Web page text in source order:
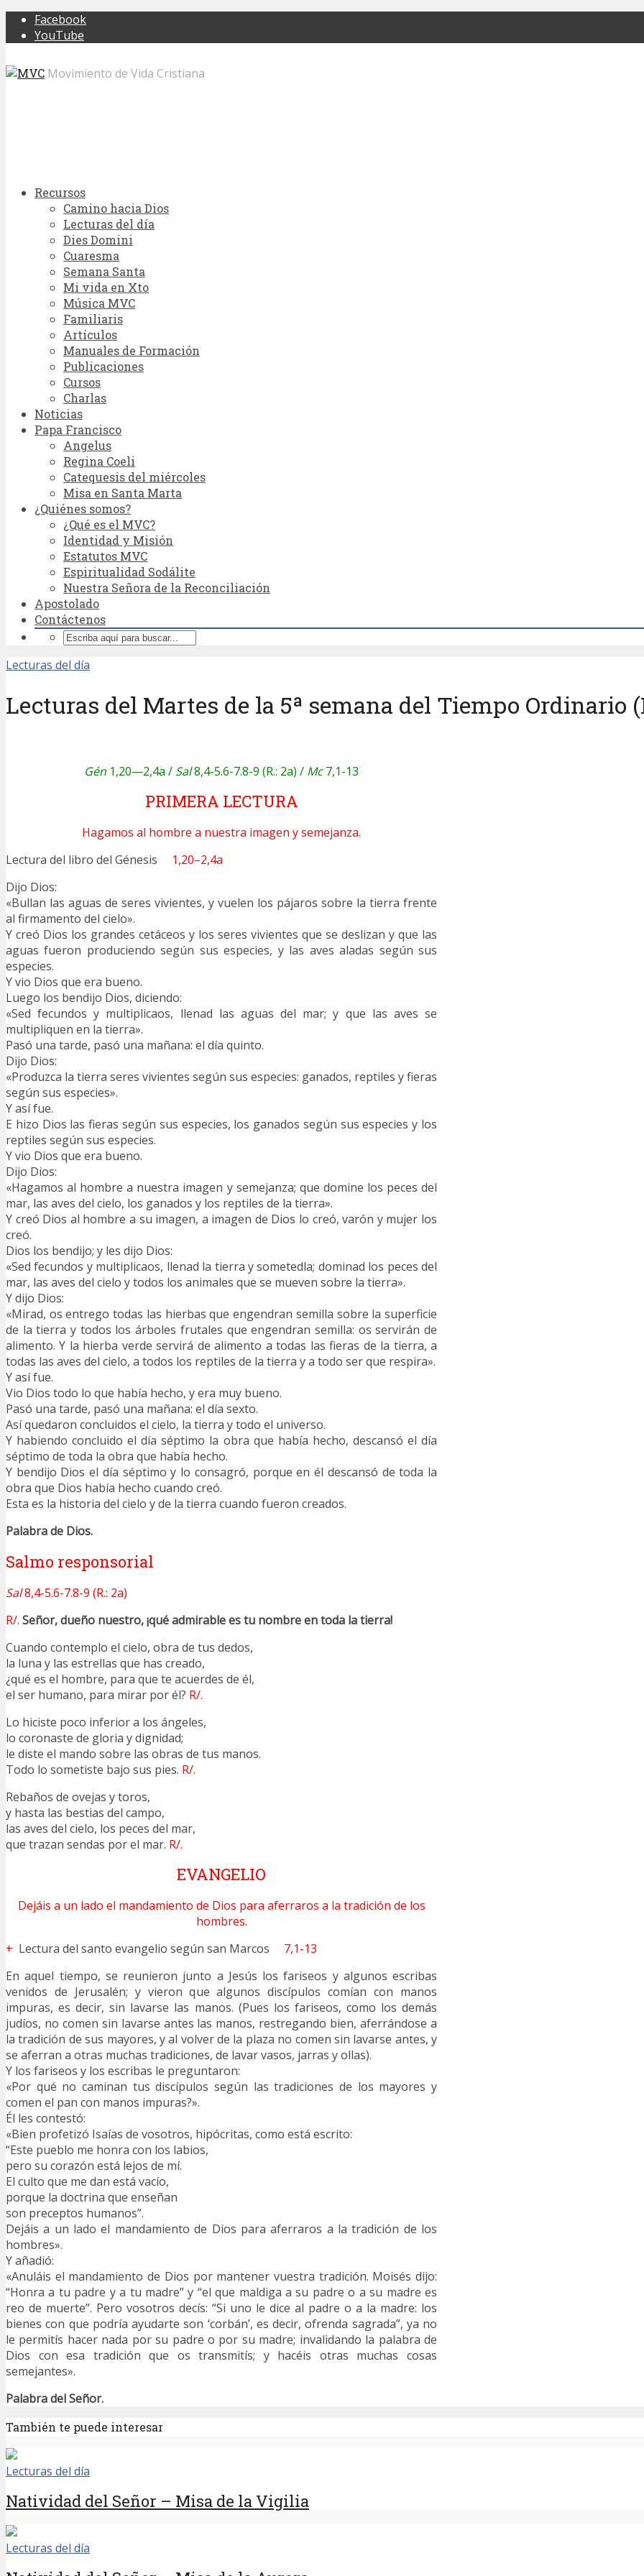
Facebook
YouTube
Movimiento de Vida Cristiana
Recursos
Camino hacia Dios
Lecturas del día
Dies Domini
Cuaresma
Semana Santa
Mi vida en Xto
Música MVC
Familiaris
Artículos
Manuales de Formación
Publicaciones
Cursos
Charlas
Noticias
Papa Francisco
Angelus
Regina Coeli
Catequesis del miércoles
Misa en Santa Marta
¿Quiénes somos?
¿Qué es el MVC?
Identidad y Misión
Estatutos MVC
Espiritualidad Sodálite
Nuestra Señora de la Reconciliación
Apostolado
Contáctenos
Lecturas del día
Lecturas del Martes de la 5ª semana del Tiempo Ordinario
Gén 1,20—2,4a / Sal8,4-5.6-7.8-9 (R.: 2a) / Mc7,1-13
PRIMERA LECTURA
Hagamos al hombre a nuestra imagen y semejanza.
Lectura del libro del Génesis 1,20–2,4a
Dijo Dios:
«Bullan las aguas de seres vivientes, y vuelen los pájaros sobre la tierra frente
al firmamento del cielo».
Y creó Dios los grandes cetáceos y los seres vivientes que se deslizan y que las
aguas fueron produciendo según sus especies, y las aves aladas según sus
especies.
Y vio Dios que era bueno.
Luego los bendijo Dios, diciendo:
«Sed fecundos y multiplicaos, llenad las aguas del mar; y que las aves se
multipliquen en la tierra».
Pasó una tarde, pasó una mañana: el día quinto.
Dijo Dios:
«Produzca la tierra seres vivientes según sus especies: ganados, reptiles y fieras
según sus especies».
Y así fue.
E hizo Dios las fieras según sus especies, los ganados según sus especies y los
reptiles según sus especies.
Y vio Dios que era bueno.
Dijo Dios:
«Hagamos al hombre a nuestra imagen y semejanza; que domine los peces del
mar, las aves del cielo, los ganados y los reptiles de la tierra».
Y creó Dios al hombre a su imagen, a imagen de Dios lo creó, varón y mujer los
creó.
Dios los bendijo; y les dijo Dios:
«Sed fecundos y multiplicaos, llenad la tierra y sometedla; dominad los peces del
mar, las aves del cielo y todos los animales que se mueven sobre la tierra».
Y dijo Dios:
«Mirad, os entrego todas las hierbas que engendran semilla sobre la superficie
de la tierra y todos los árboles frutales que engendran semilla: os servirán de
alimento. Y la hierba verde servirá de alimento a todas las fieras de la tierra, a
todas las aves del cielo, a todos los reptiles de la tierra y a todo ser que respira».
Y así fue.
Vio Dios todo lo que había hecho, y era muy bueno.
Pasó una tarde, pasó una mañana: el día sexto.
Así quedaron concluidos el cielo, la tierra y todo el universo.
Y habiendo concluido el día séptimo la obra que había hecho, descansó el día
séptimo de toda la obra que había hecho.
Y bendijo Dios el día séptimo y lo consagró, porque en él descansó de toda la
obra que Dios había hecho cuando creó.
Esta es la historia del cielo y de la tierra cuando fueron creados.
Palabra de Dios.
Salmo responsorial
Sal8,4-5.6-7.8-9 (R.: 2a)
R/. Señor, dueño nuestro, ¡qué admirable es tu nombre en toda la tierra!
Cuando contemplo el cielo, obra de tus dedos,
la luna y las estrellas que has creado,
¿qué es el hombre, para que te acuerdes de él,
el ser humano, para mirar por él? R/.
Lo hiciste poco inferior a los ángeles,
lo coronaste de gloria y dignidad;
le diste el mando sobre las obras de tus manos.
Todo lo sometiste bajo sus pies. R/.
Rebaños de ovejas y toros,
y hasta las bestias del campo,
las aves del cielo, los peces del mar,
que trazan sendas por el mar. R/.
EVANGELIO
Dejáis a un lado el mandamiento de Dios para aferraros a la tradición de los
hombres.
+ Lectura del santo evangelio según san Marcos 7,1-13
En aquel tiempo, se reunieron junto a Jesús los fariseos y algunos escribas
venidos de Jerusalén; y vieron que algunos discípulos comían con manos
impuras, es decir, sin lavarse las manos. (Pues los fariseos, como los demás
judíos, no comen sin lavarse antes las manos, restregando bien, aferrándose a
la tradición de sus mayores, y al volver de la plaza no comen sin lavarse antes, y
se aferran a otras muchas tradiciones, de lavar vasos, jarras y ollas).
Y los fariseos y los escribas le preguntaron:
«Por qué no caminan tus discípulos según las tradiciones de los mayores y
comen el pan con manos impuras?».
Él les contestó:
«Bien profetizó Isaías de vosotros, hipócritas, como está escrito:
“Este pueblo me honra con los labios,
pero su corazón está lejos de mí.
El culto que me dan está vacío,
porque la doctrina que enseñan
son preceptos humanos”.
Dejáis a un lado el mandamiento de Dios para aferraros a la tradición de los
hombres».
Y añadió:
«Anuláis el mandamiento de Dios por mantener vuestra tradición. Moisés dijo:
“Honra a tu padre y a tu madre” y “el que maldiga a su padre o a su madre es
reo de muerte”. Pero vosotros decís: “Si uno le dice al padre o a la madre: los
bienes con que podría ayudarte son ‘corbán’, es decir, ofrenda sagrada”, ya no
le permitís hacer nada por su padre o por su madre; invalidando la palabra de
Dios con esa tradición que os transmitís; y hacéis otras muchas cosas
semejantes».
Palabra del Señor.
También te puede interesar
Lecturas del día
Natividad del Señor – Misa de la Vigilia
Lecturas del día